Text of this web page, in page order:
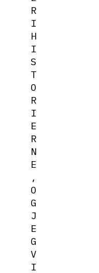
R
I
H
I
S
T
O
R
I
E
R
N
E
,
O
G
J
E
G
V
I